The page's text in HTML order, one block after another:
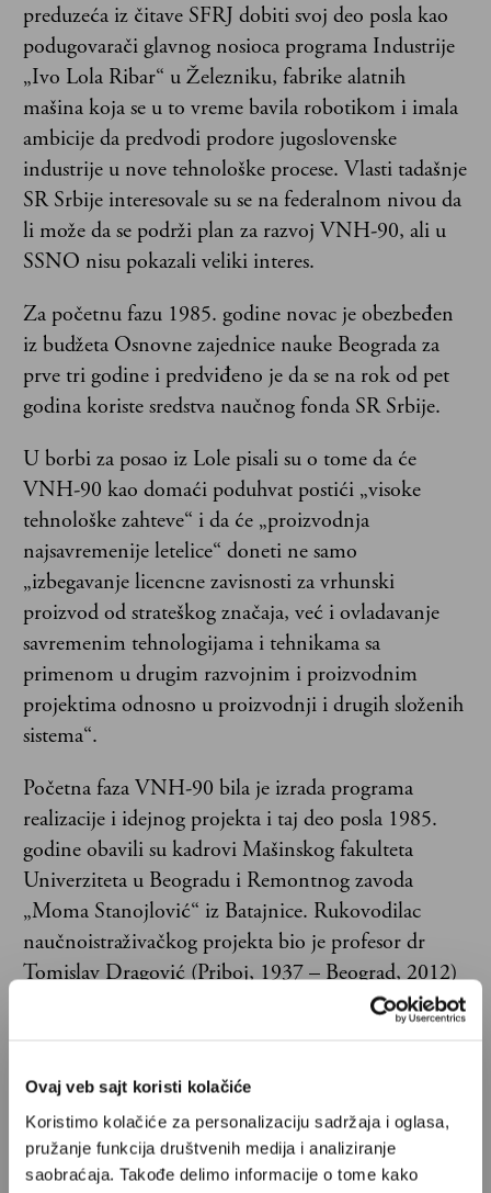
Ovaj veb sajt koristi kolačiće
Koristimo kolačiće za personalizaciju sadržaja i oglasa,
pružanje funkcija društvenih medija i analiziranje
saobraćaja. Takođe delimo informacije o tome kako
preduzeća iz čitave SFRJ dobiti svoj deo posla kao
podugovarači glavnog nosioca programa Industrije
„Ivo Lola Ribar“ u Železniku, fabrike alatnih
mašina koja se u to vreme bavila robotikom i imala
ambicije da predvodi prodore jugoslovenske
industrije u nove tehnološke procese. Vlasti tadašnje
SR Srbije interesovale su se na federalnom nivou da
li može da se podrži plan za razvoj VNH-90, ali u
SSNO nisu pokazali veliki interes.
Za početnu fazu 1985. godine novac je obezbeđen
iz budžeta Osnovne zajednice nauke Beograda za
prve tri godine i predviđeno je da se na rok od pet
godina koriste sredstva naučnog fonda SR Srbije.
U borbi za posao iz Lole pisali su o tome da će
VNH-90 kao domaći poduhvat postići „visoke
tehnološke zahteve“ i da će „proizvodnja
najsavremenije letelice“ doneti ne samo
„izbegavanje licencne zavisnosti za vrhunski
proizvod od strateškog značaja, već i ovladavanje
savremenim tehnologijama i tehnikama sa
primenom u drugim razvojnim i proizvodnim
projektima odnosno u proizvodnji i drugih složenih
sistema“.
Početna faza VNH-90 bila je izrada programa
realizacije i idejnog projekta i taj deo posla 1985.
godine obavili su kadrovi Mašinskog fakulteta
Univerziteta u Beogradu i Remontnog zavoda
„Moma Stanojlović“ iz Batajnice. Rukovodilac
naučnoistraživačkog projekta bio je profesor dr
Tomislav Dragović (Priboj, 1937 – Beograd, 2012)
koji je iza sebe imao iskustva u radu na aerodinamici